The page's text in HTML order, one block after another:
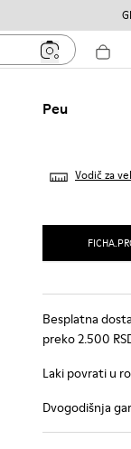
Peu
Vodič za
Besplatna
preko 2.500
Laki povrati u
Dvogodišnja